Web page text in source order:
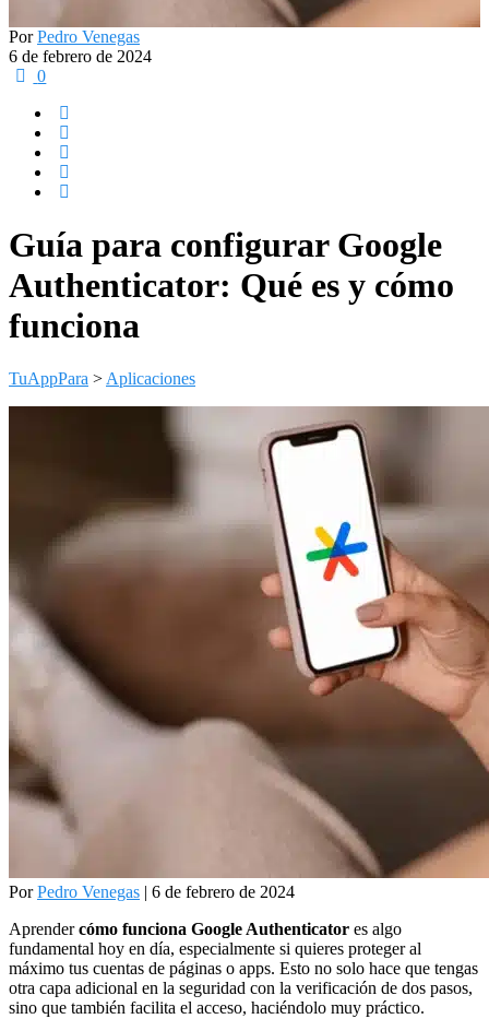
PorPedro Venegas
6 de febrero de 2024
0
Guía para configurar Google
Authenticator: Qué es y cómo
funciona
TuAppPara > Aplicaciones
PorPedro Venegas | 6 de febrero de 2024
Aprendercómo funciona Google Authenticator es algo
fundamental hoy en día, especialmente si quieres proteger al
máximo tus cuentas de páginas o apps. Esto no solo hace que tengas
otra capa adicional en la seguridad con la verificación de dos pasos,
sino que también facilita el acceso, haciéndolo muy práctico.